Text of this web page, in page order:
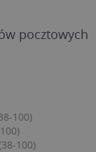
pocztowych
100)
100)Analytics -
usługi
Microsoft jako
za pomocą
uważa się, że
umożliwiając